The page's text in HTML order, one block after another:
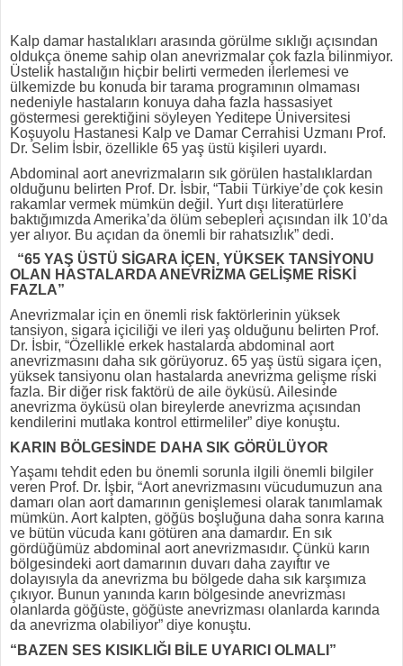
Kalp damar hastalıkları arasında görülme sıklığı açısından
oldukça öneme sahip olan anevrizmalar çok fazla bilinmiyor.
Üstelik hastalığın hiçbir belirti vermeden ilerlemesi ve
ülkemizde bu konuda bir tarama programının olmaması
nedeniyle hastaların konuya daha fazla hassasiyet
göstermesi gerektiğini söyleyen Yeditepe Üniversitesi
Koşuyolu Hastanesi Kalp ve Damar Cerrahisi Uzmanı Prof.
Dr. Selim İsbir, özellikle 65 yaş üstü kişileri uyardı.
Abdominal aort anevrizmaların sık görülen hastalıklardan
olduğunu belirten Prof. Dr. İsbir, “Tabii Türkiye’de çok kesin
rakamlar vermek mümkün değil. Yurt dışı literatürlere
baktığımızda Amerika’da ölüm sebepleri açısından ilk 10’da
yer alıyor. Bu açıdan da önemli bir rahatsızlık” dedi.
“65 YAŞ ÜSTÜ SİGARA İÇEN, YÜKSEK TANSİYONU
OLAN HASTALARDA ANEVRİZMA GELİŞME RİSKİ
FAZLA”
Anevrizmalar için en önemli risk faktörlerinin yüksek
tansiyon, sigara içiciliği ve ileri yaş olduğunu belirten Prof.
Dr. İsbir, “Özellikle erkek hastalarda abdominal aort
anevrizmasını daha sık görüyoruz. 65 yaş üstü sigara içen,
yüksek tansiyonu olan hastalarda anevrizma gelişme riski
fazla. Bir diğer risk faktörü de aile öyküsü. Ailesinde
anevrizma öyküsü olan bireylerde anevrizma açısından
kendilerini mutlaka kontrol ettirmeliler” diye konuştu.
KARIN BÖLGESİNDE DAHA SIK GÖRÜLÜYOR
Yaşamı tehdit eden bu önemli sorunla ilgili önemli bilgiler
veren Prof. Dr. İşbir, “Aort anevrizmasını vücudumuzun ana
damarı olan aort damarının genişlemesi olarak tanımlamak
mümkün. Aort kalpten, göğüs boşluğuna daha sonra karına
ve bütün vücuda kanı götüren ana damardır. En sık
gördüğümüz abdominal aort anevrizmasıdır. Çünkü karın
bölgesindeki aort damarının duvarı daha zayıftır ve
dolayısıyla da anevrizma bu bölgede daha sık karşımıza
çıkıyor. Bunun yanında karın bölgesinde anevrizması
olanlarda göğüste, göğüste anevrizması olanlarda karında
da anevrizma olabiliyor” diye konuştu.
“BAZEN SES KISIKLIĞI BİLE UYARICI OLMALI”